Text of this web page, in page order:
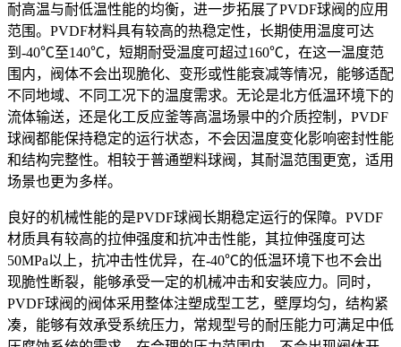
耐高温与耐低温性能的均衡，进一步拓展了PVDF球阀的应用
范围。PVDF材料具有较高的热稳定性，长期使用温度可达
到-40℃至140℃，短期耐受温度可超过160℃，在这一温度范
围内，阀体不会出现脆化、变形或性能衰减等情况，能够适配
不同地域、不同工况下的温度需求。无论是北方低温环境下的
流体输送，还是化工反应釜等高温场景中的介质控制，PVDF
球阀都能保持稳定的运行状态，不会因温度变化影响密封性能
和结构完整性。相较于普通塑料球阀，其耐温范围更宽，适用
场景也更为多样。
良好的机械性能的是PVDF球阀长期稳定运行的保障。PVDF
材质具有较高的拉伸强度和抗冲击性能，其拉伸强度可达
50MPa以上，抗冲击性优异，在-40℃的低温环境下也不会出
现脆性断裂，能够承受一定的机械冲击和安装应力。同时，
PVDF球阀的阀体采用整体注塑成型工艺，壁厚均匀，结构紧
凑，能够有效承受系统压力，常规型号的耐压能力可满足中低